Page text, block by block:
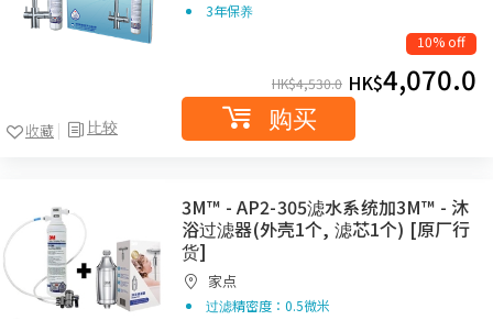
比较
收藏
3年保养
10% off
HK$4,530.0 HK$4,070.0
购买
3M™ - AP2-305滤水系统加3M™ - 沐
浴过滤器(外壳1个, 滤芯1个) [原厂行
货]
家点
过滤精密度：0.5微米